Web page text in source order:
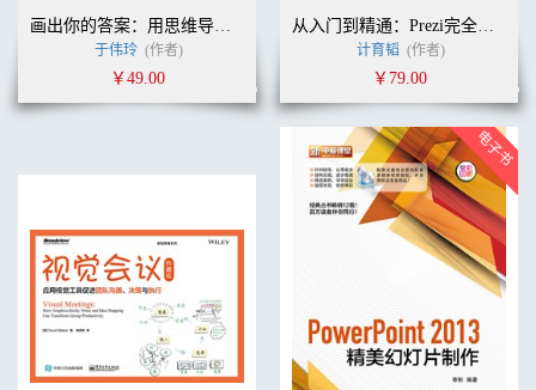
画出你的答案：用思维导图理清思路、解决问题、达成目标
于伟玲 (作者)
￥49.00
从入门到精通：Prezi完全解读(全彩)
计育韬 (作者)
￥79.00